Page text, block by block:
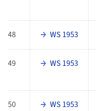
48 WS 1953
49 WS 1953
50 WS 1953